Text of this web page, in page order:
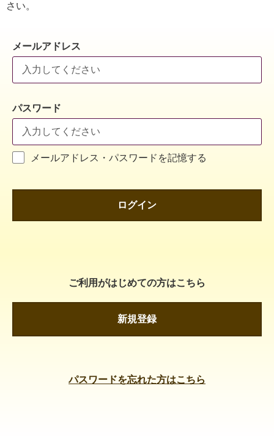
さい。
メールアドレス
パスワード
メールアドレス・パスワードを記憶する
ログイン
ご利用がはじめての方はこちら
新規登録
パスワードを忘れた方はこちら